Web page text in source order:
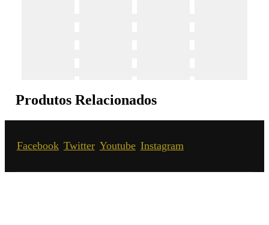
Produtos Relacionados
Facebook Twitter Youtube Instagram